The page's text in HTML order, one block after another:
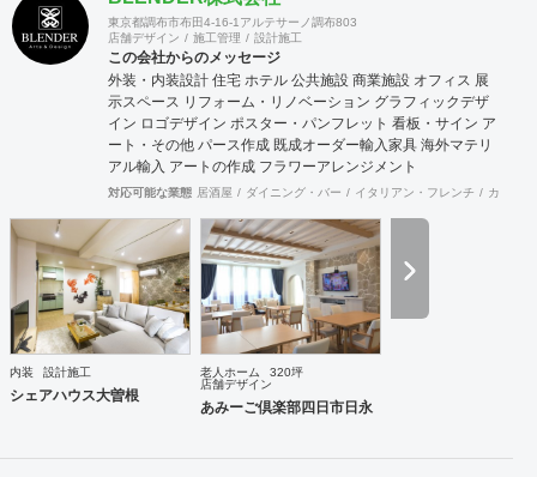
東京都調布市布田4-16-1アルテサーノ調布803
店舗デザイン
施工管理 設計施工
この会社からのメッセージ
外装・内装設計 住宅 ホテル 公共施設 商業施設 オフィス 展
示スペース リフォーム・リノベーション グラフィックデザ
イン ロゴデザイン ポスター・パンフレット 看板・サイン ア
ート・その他 パース作成 既成オーダー輸入家具 海外マテリ
アル輸入 アートの作成 フラワーアレンジメント
対応可能な業態 居酒屋 ダイニング・バー イタリアン・フレンチ カフェ
内装 設計施工
シェアハウス大曽根
老人ホーム
320坪
店舗デザイン
あみーご倶楽部四日市日永